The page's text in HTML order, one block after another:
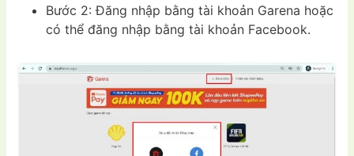
Bước 2: Đăng nhập bằng tài khoản Garena hoặc
có thể đăng nhập bằng tài khoản Facebook.